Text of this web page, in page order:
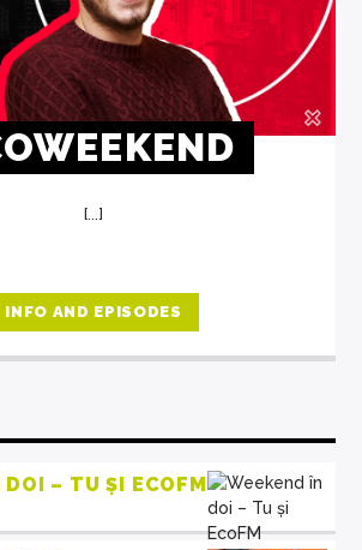
[...]
INFO AND EPISODES
DOI – TU ȘI ECOFM